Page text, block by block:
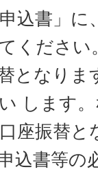
込書」
ください
となりま
します
座振替と
込書等の